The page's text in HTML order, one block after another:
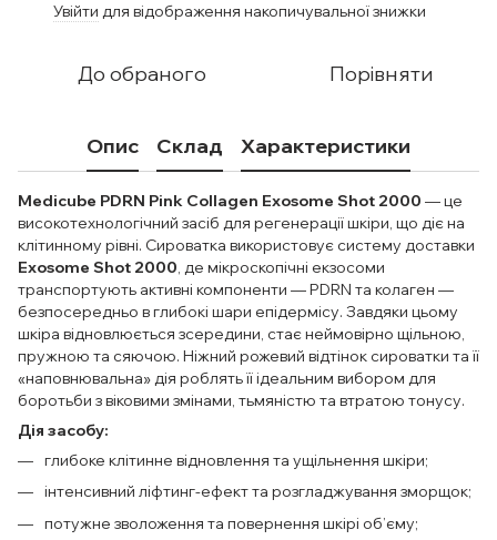
Увійти для відображення накопичувальної знижки
До обраного Порівняти
Опис Склад Характеристики
Medicube PDRN Pink Collagen Exosome Shot 2000 — це
високотехнологічний засіб для регенерації шкіри, що діє на
клітинному рівні. Сироватка використовує систему доставки
Exosome Shot 2000, де мікроскопічні екзосоми
транспортують активні компоненти — PDRN та колаген —
безпосередньо в глибокі шари епідермісу. Завдяки цьому
шкіра відновлюється зсередини, стає неймовірно щільною,
пружною та сяючою. Ніжний рожевий відтінок сироватки та її
«наповнювальна» дія роблять її ідеальним вибором для
боротьби з віковими змінами, тьмяністю та втратою тонусу.
Дія засобу:
глибоке клітинне відновлення та ущільнення шкіри;
інтенсивний ліфтинг-ефект та розгладжування зморщок;
потужне зволоження та повернення шкірі об’єму;